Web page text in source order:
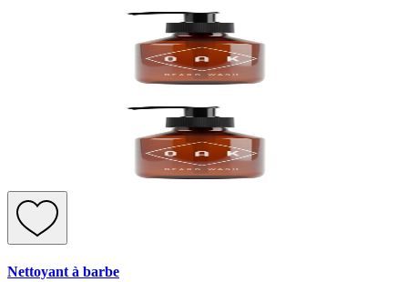
Nettoyant à barbe